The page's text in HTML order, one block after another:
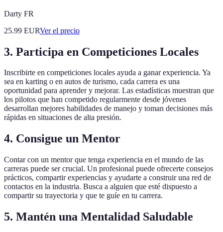
Darty FR
25.99 EURVer el precio
3. Participa en Competiciones Locales
Inscribirte en competiciones locales ayuda a ganar experiencia. Ya
sea en karting o en autos de turismo, cada carrera es una
oportunidad para aprender y mejorar. Las estadísticas muestran que
los pilotos que han competido regularmente desde jóvenes
desarrollan mejores habilidades de manejo y toman decisiones más
rápidas en situaciones de alta presión.
4. Consigue un Mentor
Contar con un mentor que tenga experiencia en el mundo de las
carreras puede ser crucial. Un profesional puede ofrecerte consejos
prácticos, compartir experiencias y ayudarte a construir una red de
contactos en la industria. Busca a alguien que esté dispuesto a
compartir su trayectoria y que te guíe en tu carrera.
5. Mantén una Mentalidad Saludable